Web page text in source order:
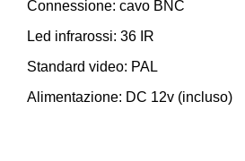
Connessione: cavo BNC
Led infrarossi: 36 IR
Standard video: PAL
Alimentazione: DC 12v (incluso)